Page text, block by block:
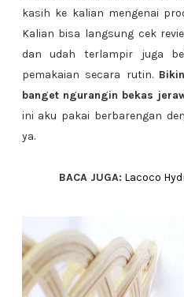
kasih ke kalian mengenai
Kalian bisa langsung cek
dan udah terlampir juga
pemakaian secara rutin.
banget ngurangin bekas
ini aku pakai berbarengan
ya.
BACA JUGA: Lacoco